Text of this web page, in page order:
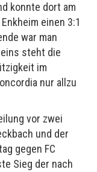
konnte dort am
einen 3:1
war man
steht die
im
nur allzu
vor zwei
und der
gegen FC
Sieg der nach